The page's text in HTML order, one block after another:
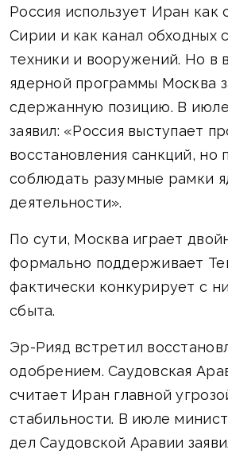
Россия использует Иран как
Сирии и как канал обходных
техники и вооружений. Но в
ядерной программы Москва
сдержанную позицию. В
заявил: «Россия выступает
восстановления санкций, но
соблюдать разумные рамки
деятельности».
По сути, Москва играет
формально поддерживает
фактически конкурирует с
сбыта.
Эр-Рияд встретил
одобрением. Саудовская
считает Иран главной
стабильности. В июле
дел Саудовской Аравии